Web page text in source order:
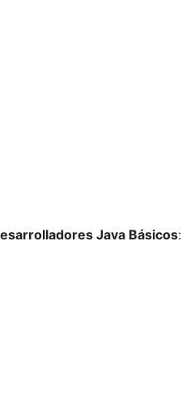
Java Básicos: